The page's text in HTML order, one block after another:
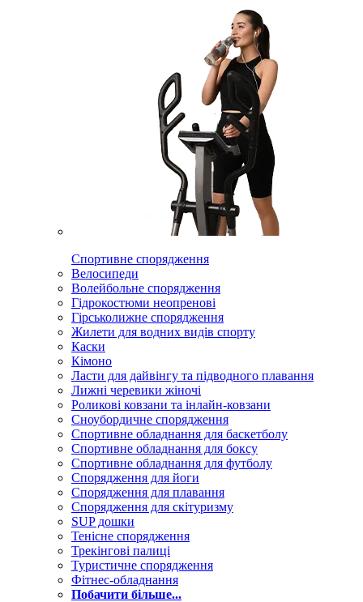
Спортивне спорядження
Велосипеди
Волейбольне спорядження
Гідрокостюми неопренові
Гірськолижне спорядження
Жилети для водних видів спорту
Каски
Кімоно
Ласти для дайвінгу та підводного плавання
Лижні черевики жіночі
Роликові ковзани та інлайн-ковзани
Сноубордичне спорядження
Спортивне обладнання для баскетболу
Спортивне обладнання для боксу
Спортивне обладнання для футболу
Спорядження для йоги
Спорядження для плавання
Спорядження для скітуризму
SUP дошки
Тенісне спорядження
Трекінгові палиці
Туристичне спорядження
Фітнес-обладнання
Побачити більше...